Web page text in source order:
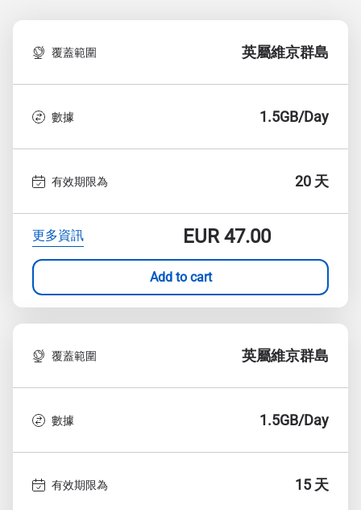
覆蓋範圍 英屬維京群島
數據 1.5GB/Day
有效期限為 20 天
更多資訊 EUR47.00
Add to cart
覆蓋範圍 英屬維京群島
數據 1.5GB/Day
有效期限為 15 天